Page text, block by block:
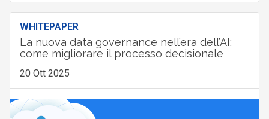
WHITEPAPER
La nuova data governance nell’era dell’AI:
come migliorare il processo decisionale
20 Ott 2025